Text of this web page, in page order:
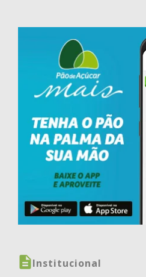
Institucional